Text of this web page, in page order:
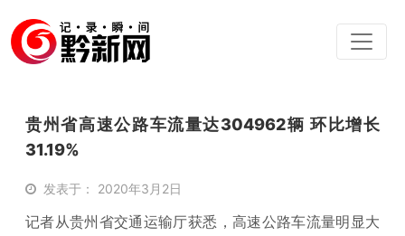
贵州省高速公路车流量达304962辆 环比增长
31.19%
发表于： 2020年3月2日
记者从贵州省交通运输厅获悉，高速公路车流量明显大